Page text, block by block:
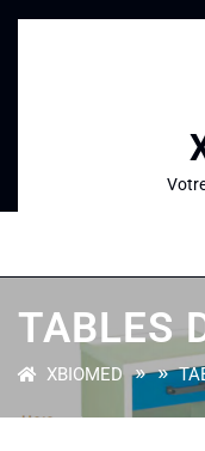
TABLES
XBIOMED» »